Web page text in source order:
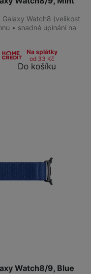
Galaxy Watch8 (velikost
• snadné upínání na
Na splátky
od 33 Kč
Do košíku
Watch8/9, Blue